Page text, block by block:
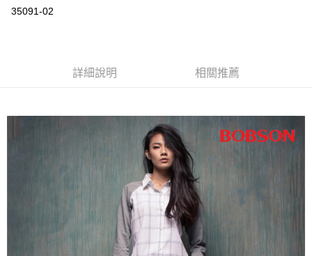
付款後7-11取貨
每筆NT$80，滿NT$1,500(含以上)免運費
35091-02
詳細說明 相關推薦